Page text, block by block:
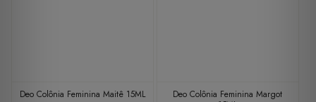
Deo Colônia Feminina Maitê 15ML
Deo Colônia Feminina Margot